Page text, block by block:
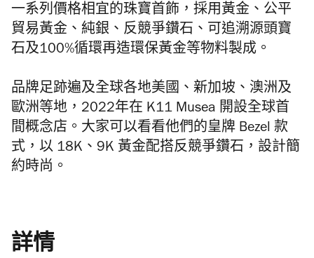
一系列價格相宜的珠寶首飾，採用黃金、公平
貿易黃金、純銀、反競爭鑽石、可追溯源頭寶
石及100%循環再造環保黃金等物料製成。
品牌足跡遍及全球各地美國、新加坡、澳洲及
歐洲等地，2022年在 K11 Musea 開設全球首
間概念店。大家可以看看他們的皇牌 Bezel 款
式，以 18K、9K 黃金配搭反競爭鑽石，設計簡
約時尚。
詳情